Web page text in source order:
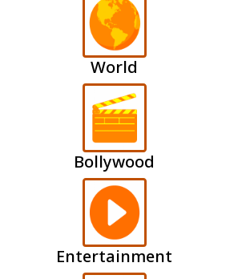
World
Bollywood
Entertainment